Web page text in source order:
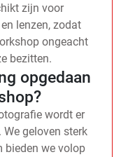
zijn voor
lenzen, zodat
ongeacht
bezitten.
opgedaan
wordt er
geloven sterk
bieden we volop